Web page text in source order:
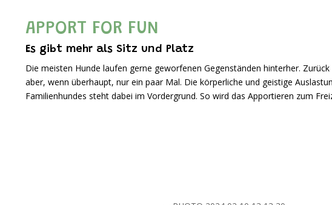
APPORT FOR FUN
Es gibt mehr als Sitz und Platz
Die meisten Hunde laufen gerne geworfenen Gegenständen hinterher. Zurück
aber, wenn überhaupt, nur ein paar Mal. Die körperliche und geistige
Familienhundes steht dabei im Vordergrund. So wird das Apportieren zum